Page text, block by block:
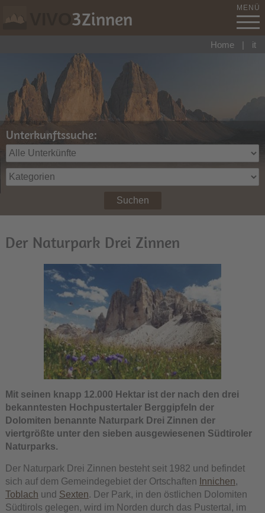
3Zinnen MENÜ
Unterkunftssuche:
Suchen
Home | it
Der Naturpark Drei Zinnen
Mit seinen knapp 12.000 Hektar ist der nach den drei
bekanntesten Hochpustertaler Berggipfeln der
Dolomiten benannte Naturpark Drei Zinnen der
viertgrößte unter den sieben ausgewiesenen Südtiroler
Naturparks.
Der Naturpark Drei Zinnen besteht seit 1982 und befindet
sich auf dem Gemeindegebiet der Ortschaften Innichen,
Toblach und Sexten. Der Park, in den östlichen Dolomiten
Südtirols gelegen, wird im Norden durch das Pustertal, im